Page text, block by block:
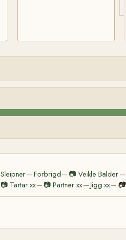
Sleipner—Forbrigd— 📷Veikle Balder—
📷 Tartar xx— 📷 Partner xx—Jigg xx— 📷